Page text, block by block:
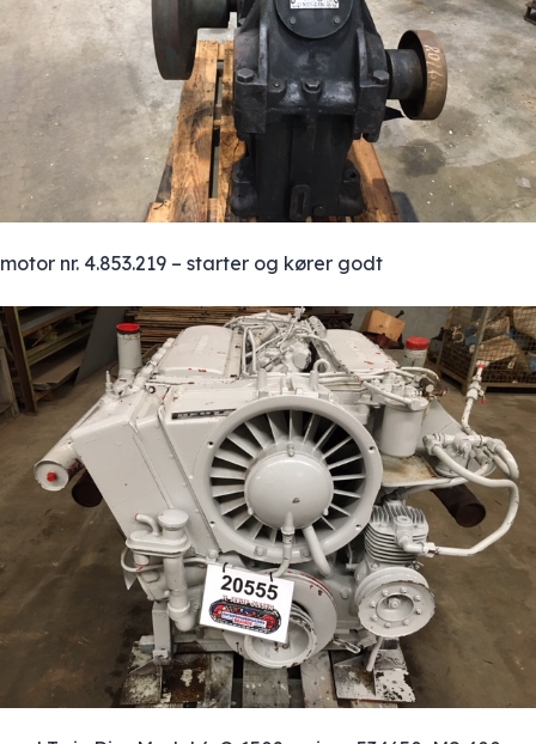
motor nr. 4.853.219 – starter og kører godt